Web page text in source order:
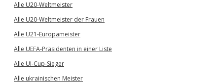
Alle U20-Weltmeister
Alle U20-Weltmeister der Frauen
Alle U21-Europameister
Alle UEFA-Präsidenten in einer Liste
Alle UI-Cup-Sieger
Alle ukrainischen Meister